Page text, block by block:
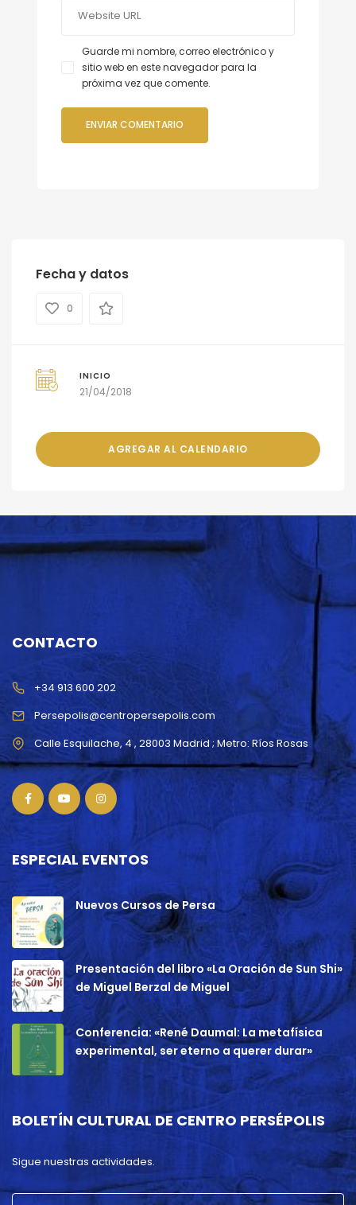
Guarde mi nombre, correo electrónico y
sitio web en este navegador para la
próxima vez que comente.
Fecha y datos
0
INICIO
21/04/2018
AGREGAR AL CALENDARIO
CONTACTO
Persepolis@centropersepolis.com
+34 913 600 202
ESPECIAL EVENTOS
Nuevos Cursos de Persa
Presentación del libro «La Oración de Sun Shi»
de Miguel Berzal de Miguel
Conferencia: «René Daumal: La metafísica
experimental, ser eterno a querer durar»
BOLETÍN CULTURAL DE CENTRO PERSÉPOLIS
Sigue nuestras actividades.